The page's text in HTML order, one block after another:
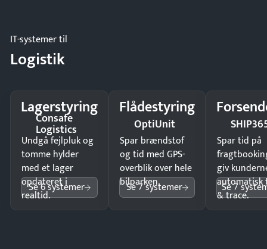
IT-systemer til
Logistik
Lagerstyring
Consafe
Logistics
Undgå fejlpluk og
tomme hylder
med et lager
opdateret i
realtid.
Se 6 systemer
Flådestyring
OptiUnit
Spar brændstof
og tid med GPS-
overblik over hele
bilparken.
Se 7 systemer
Spar tid på
giv
automatisk
& trace.
Se 7